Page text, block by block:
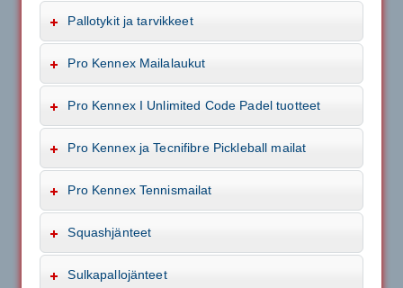
Pallotykit ja tarvikkeet
Pro Kennex Mailalaukut
Pro Kennex I Unlimited Code Padel tuotteet
Pro Kennex ja Tecnifibre Pickleball mailat
Pro Kennex Tennismailat
Squashjänteet
Sulkapallojänteet